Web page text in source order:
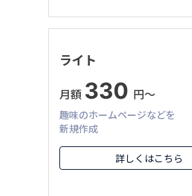
ライト
月額 330 円〜
趣味のホームページなどを
新規作成
詳しくはこちら